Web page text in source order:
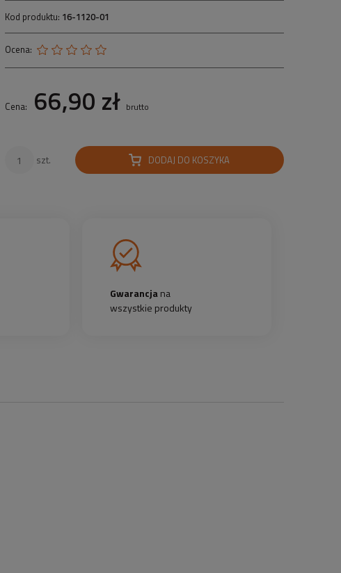
Kod produktu: 16-1120-01
Ocena:
Cena: 66,90 zł brutto
szt. DODAJ DO KOSZYKA
Gwarancjana
wszystkie produkty